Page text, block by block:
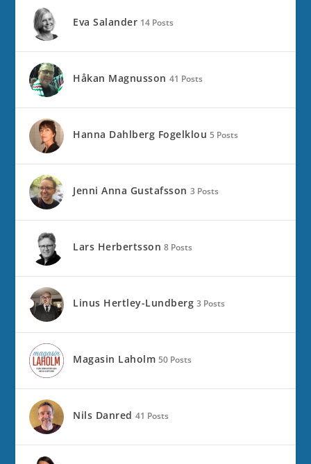
Eva Salander 14 Posts
Håkan Magnusson 41 Posts
Hanna Dahlberg Fogelklou 5 Posts
Jenni Anna Gustafsson 3 Posts
Lars Herbertsson 8 Posts
Linus Hertley-Lundberg 3 Posts
Magasin Laholm 50 Posts
Nils Danred 41 Posts